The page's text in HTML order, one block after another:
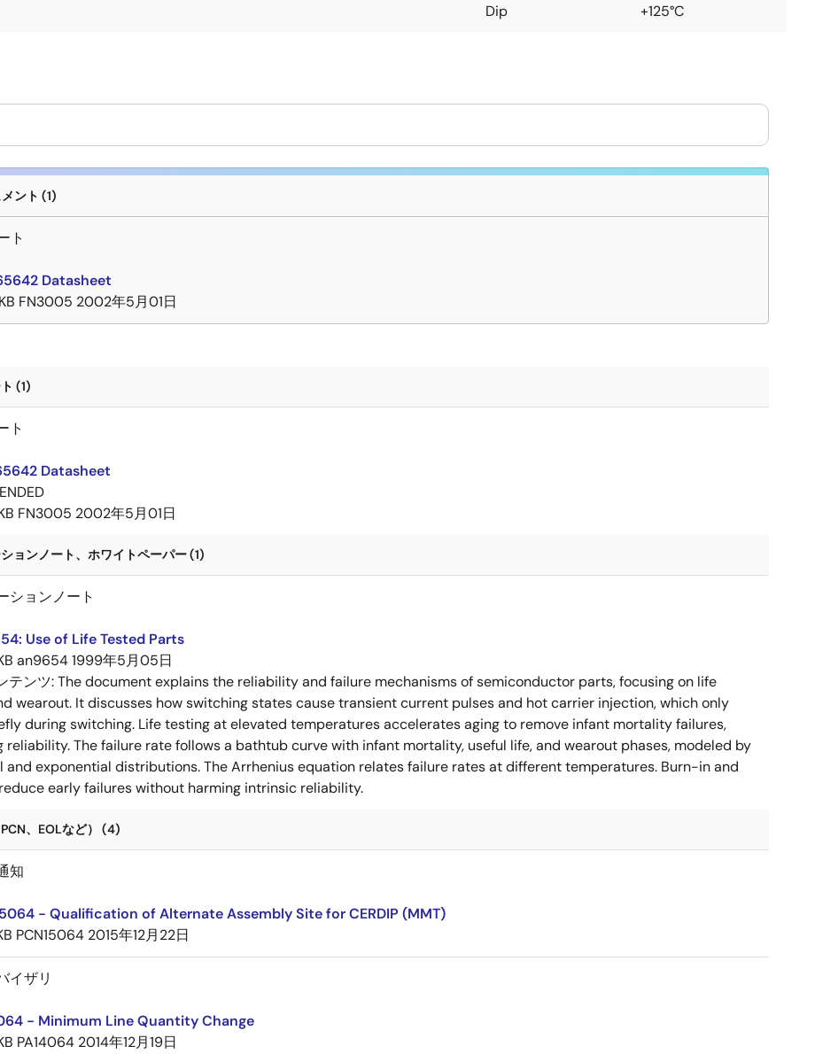
Dip
+125°C
ント (1)
ト
Datasheet
FN3005 2002年5月01日
(1)
ト
Datasheet
FN3005 2002年5月01日
ョンノート、ホワイトペーパー (1)
ションノート
Use of Life Tested Parts
an96541999年5月05日
テンツ:The document explains the reliability and failure mechanisms of semiconductor parts, focusing on life
wearout. It discusses how switching states cause transient current pulses and hot carrier injection, which only
during switching. Life testing at elevated temperatures accelerates aging to remove infant mortality failures,
reliability. The failure rate follows a bathtub curve with infant mortality, useful life, and wearout phases, modeled by
and exponential distributions. The Arrhenius equation relates failure rates at different temperatures. Burn-in and
early failures without harming intrinsic reliability.
、EOLなど） (4)
知
- Qualification of Alternate Assembly Site for CERDIP (MMT)
PCN15064 2015年12月22日
イザリ
- Minimum Line Quantity Change
PA14064 2014年12月19日